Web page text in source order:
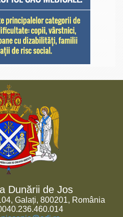
Dunării de Jos
Galați, 800201, România